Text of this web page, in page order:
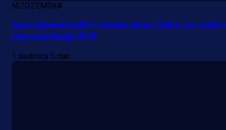
NIZOZEMSKA
Anel Ahmedhodžić otvorio dušu: Želim se vratiti
reprezentaciju BiH!
1 sedmica 5 dan